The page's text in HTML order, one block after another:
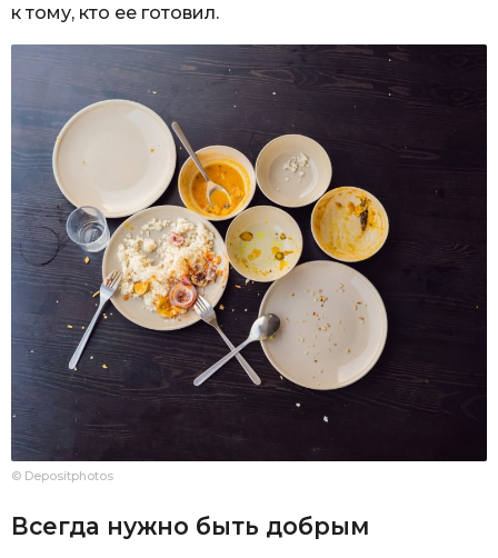
к тому, кто ее готовил.
© Depositphotos
Всегда нужно быть добрым